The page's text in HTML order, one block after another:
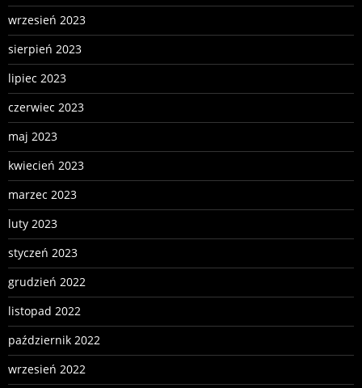
wrzesień 2023
sierpień 2023
lipiec 2023
czerwiec 2023
maj 2023
kwiecień 2023
marzec 2023
luty 2023
styczeń 2023
grudzień 2022
listopad 2022
październik 2022
wrzesień 2022